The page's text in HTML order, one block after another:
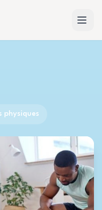
physiques